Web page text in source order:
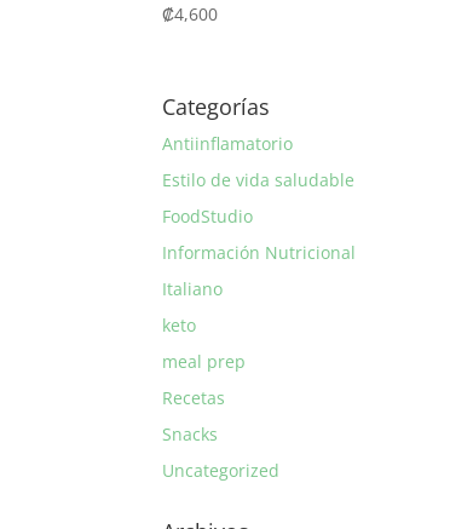
₡4,600
Categorías
Antiinflamatorio
Estilo de vida saludable
FoodStudio
Información Nutricional
Italiano
keto
meal prep
Recetas
Snacks
Uncategorized